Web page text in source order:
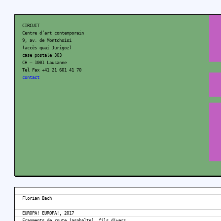
CIRCUIT
Centre d’art contemporain
9, av. de Montchoisi
(accès quai Jurigoz)
case postale 303
CH – 1001 Lausanne
Tel Fax +41 21 601 41 70
contact
Florian Bach
EUROPA! EUROPA!, 2017